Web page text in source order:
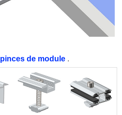
pinces de module .